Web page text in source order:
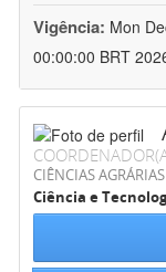
Vigência: Mon
00:00:00 BRT
CIÊNCIAS AGRÁRIAS
Ciência e